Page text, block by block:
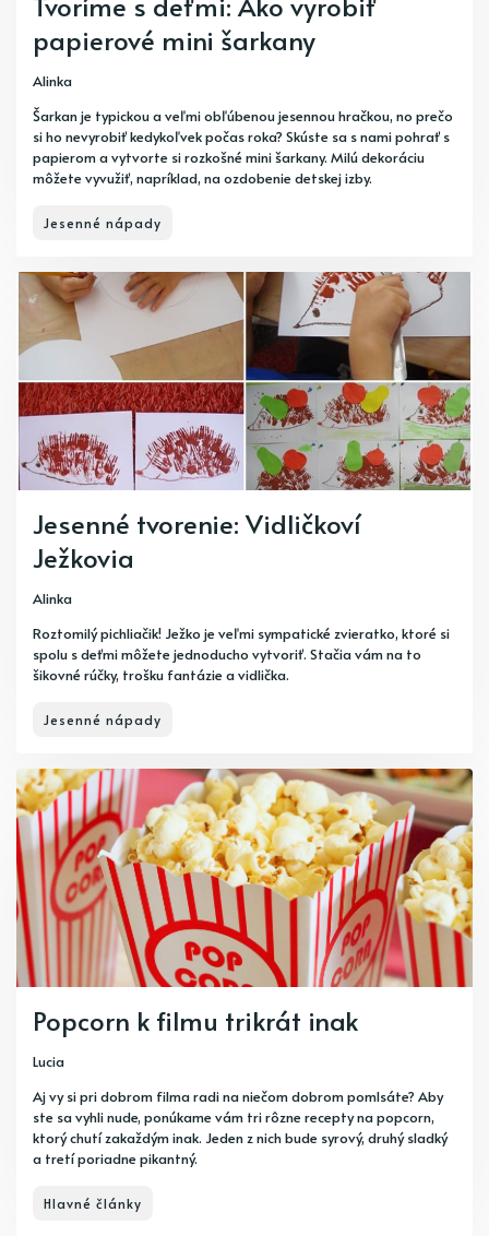
papierové mini šarkany
Alinka
Šarkan je typickou a veľmi obľúbenou jesennou hračkou, no prečo
si ho nevyrobiť kedykoľvek počas roka? Skúste sa s nami pohrať s
papierom a vytvorte si rozkošné mini šarkany. Milú dekoráciu
môžete vyvužiť, napríklad, na ozdobenie detskej izby.
Jesenné nápady
Jesenné tvorenie: Vidličkoví
Ježkovia
Alinka
Roztomilý pichliačik! Ježko je veľmi sympatické zvieratko, ktoré si
spolu s deťmi môžete jednoducho vytvoriť. Stačia vám na to
šikovné rúčky, trošku fantázie a vidlička.
Jesenné nápady
Popcorn k filmu trikrát inak
Lucia
Aj vy si pri dobrom filma radi na niečom dobrom pomlsáte? Aby
ste sa vyhli nude, ponúkame vám tri rôzne recepty na popcorn,
ktorý chutí zakaždým inak. Jeden z nich bude syrový, druhý sladký
a tretí poriadne pikantný.
Hlavné články